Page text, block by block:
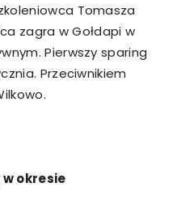
Tomasza
zagra w Gołdapi w
Pierwszy sparing
Przeciwnikiem
okresie